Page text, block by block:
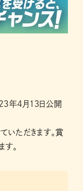
年4月13日公開
いただきます。賞
。